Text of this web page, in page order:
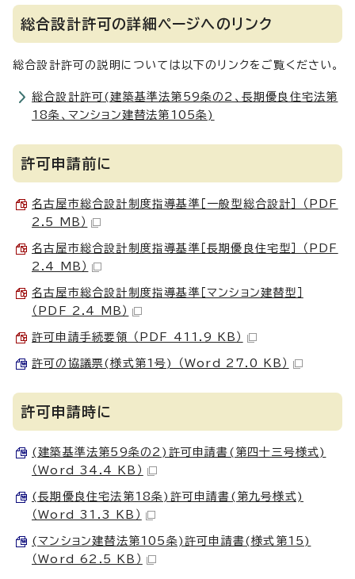
総合設計許可の詳細ページへのリンク
総合設計許可の説明については以下のリンクをご覧ください。
総合設計許可(建築基準法第59条の2、長期優良住宅法第
18条、マンション建替法第105条)
許可申請前に
名古屋市総合設計制度指導基準［一般型総合設計］ （PDF
2.5 MB）
名古屋市総合設計制度指導基準［長期優良住宅型］ （PDF
2.4 MB）
名古屋市総合設計制度指導基準［マンション建替型］
（PDF 2.4 MB）
許可申請手続要領 （PDF 411.9 KB）
許可の協議票(様式第1号) （Word 27.0 KB）
許可申請時に
(建築基準法第59条の2)許可申請書(第四十三号様式)
（Word 34.4 KB）
(長期優良住宅法第18条)許可申請書(第九号様式)
（Word 31.3 KB）
(マンション建替法第105条)許可申請書(様式第15)
（Word 62.5 KB）